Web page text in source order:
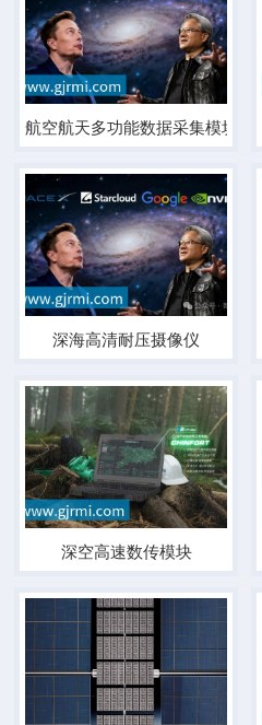
航空航天多功能数据采集模块
深海高清耐压摄像仪
深空高速数传模块